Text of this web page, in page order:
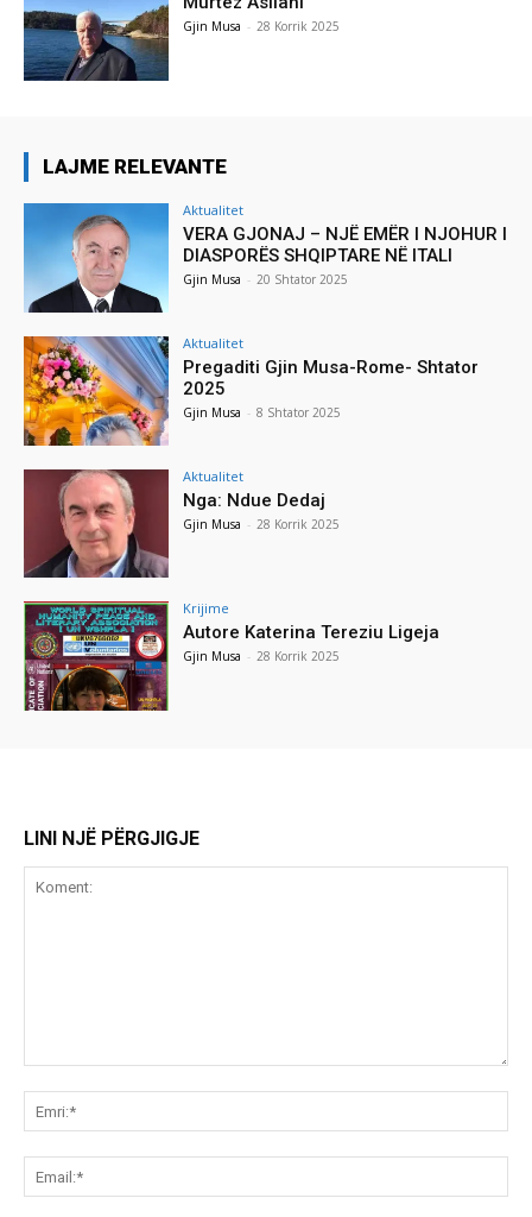
Gjin Musa - 28 Korrik 2025
LAJME RELEVANTE
Aktualitet
VERA GJONAJ – NJË EMËR I NJOHUR I
DIASPORËS SHQIPTARE NË ITALI
Gjin Musa - 20 Shtator 2025
Aktualitet
Pregaditi Gjin Musa-Rome- Shtator
2025
Gjin Musa - 8 Shtator 2025
Aktualitet
Nga: Ndue Dedaj
Gjin Musa - 28 Korrik 2025
Krijime
Autore Katerina Tereziu Ligeja
Gjin Musa - 28 Korrik 2025
LINI NJË PËRGJIGJE